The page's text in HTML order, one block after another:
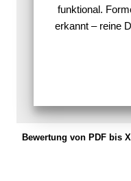
funktional.
erkannt – reine
Bewertung von PDF bis